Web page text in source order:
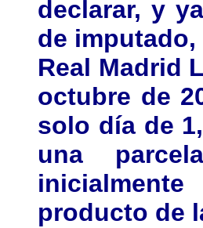
declarar, y
de
Real Madrid
octubre de
solo día de
una
producto de